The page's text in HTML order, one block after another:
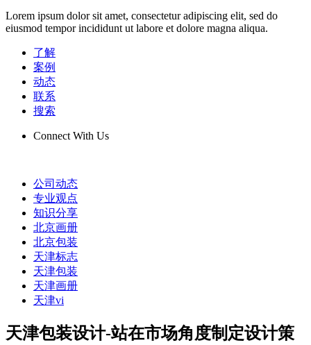
Lorem ipsum dolor sit amet, consectetur adipiscing elit, sed do
eiusmod tempor incididunt ut labore et dolore magna aliqua.
了解
案例
动态
联系
搜索
Connect With Us
公司动态
专业观点
知识分享
北京画册
北京包装
天津标志
天津包装
天津画册
天津vi
天津包装设计-站在市场角度制定设计策